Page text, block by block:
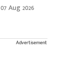
07 Aug 2026
Advertisement